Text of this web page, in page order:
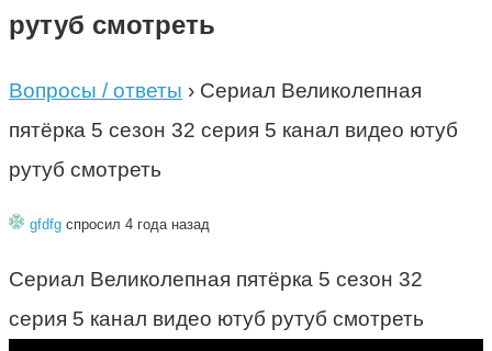
рутуб смотреть
Вопросы / ответы › Сериал Великолепная
пятёрка 5 сезон 32 серия 5 канал видео ютуб
рутуб смотреть
gfdfg спросил 4 года назад
Сериал Великолепная пятёрка 5 сезон 32
серия 5 канал видео ютуб рутуб смотреть